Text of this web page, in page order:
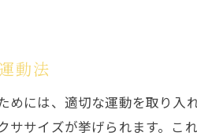
動法
には、適切な運動を取り入
サイズが挙げられます。